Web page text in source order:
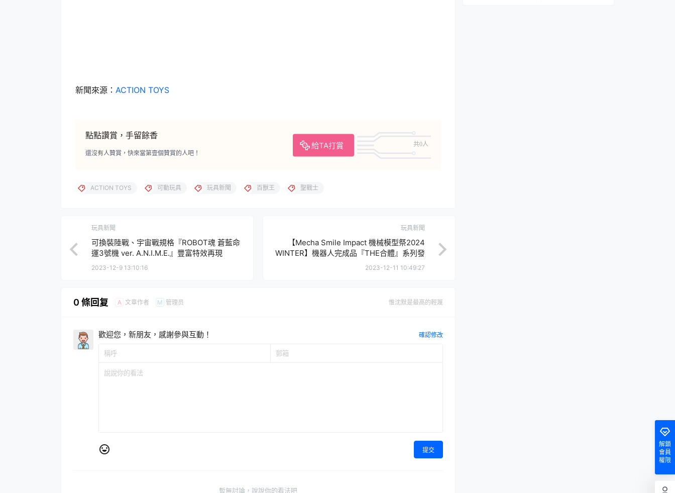
新聞來源： ACTION TOYS
點點讚賞，手留餘香
給TA打賞 共0人
還沒有人贊賞，快來當第壹個贊賞的人吧！
ACTION TOYS 可動玩具 玩具新聞 百獸王 聖戰士
玩具新聞
可換裝陸戰、宇宙戰規格『ROBOT魂 蒼藍命
運3號機 ver. A.N.I.M.E.』豐富特效再現
EXAM 啟動姿態！
2023-12-9 13:10:16
玩具新聞
【Mecha Smile Impact 機械模型祭2024
WINTER】機器人完成品『THE合體』系列發
表多款新作情報！
2023-12-11 10:49:27
0 條回复 A 文章作者 M 管理员 惟沈默是最高的輕蔑
歡迎您，新朋友，感謝參與互動！ 確認修改
提交
暫無討論，說說你的看法吧
解鎖
會員
權限